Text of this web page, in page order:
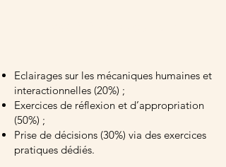
Eclairages sur les mécaniques humaines et
interactionnelles (20%) ;
Exercices de réflexion et d’appropriation
(50%) ;
Prise de décisions (30%) via des exercices
pratiques dédiés.